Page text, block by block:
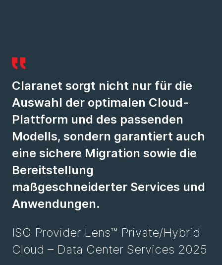
Claranet sorgt nicht nur für die
Auswahl der optimalen Cloud-
Plattform und des passenden
Modells, sondern garantiert auch
eine sichere Migration sowie die
Bereitstellung
maßgeschneiderter Services und
Anwendungen.
ISG Provider Lens™ Private/Hybrid
Cloud – Data Center Services 2025